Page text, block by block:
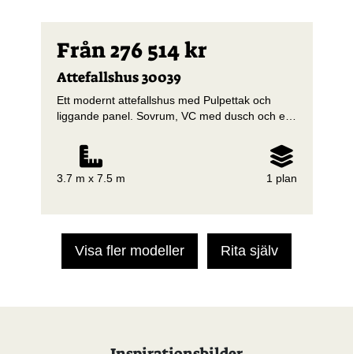
Från 276 514 kr
Attefallshus 30039
Ett modernt attefallshus med Pulpettak och
liggande panel. Sovrum, VC med dusch och ett
3.7 m x 7.5 m 1 plan
Visa fler modeller Rita själv